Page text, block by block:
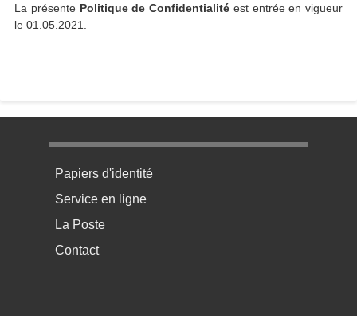
La présente Politique de Confidentialité est entrée en vigueur
le 01.05.2021.
Menu pratique bas de page 1
Papiers d'identité
Service en ligne
La Poste
Contact